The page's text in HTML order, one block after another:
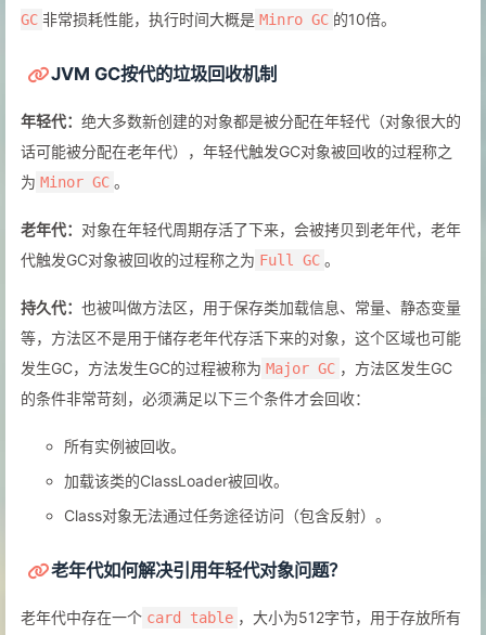
GC 非常损耗性能，执行时间大概是 Minro GC 的10倍。
JVM GC按代的垃圾回收机制
年轻代： 绝大多数新创建的对象都是被分配在年轻代（对象很大的
话可能被分配在老年代），年轻代触发GC对象被回收的过程称之
为 Minor GC 。
老年代： 对象在年轻代周期存活了下来，会被拷贝到老年代，老年
代触发GC对象被回收的过程称之为 Full GC 。
持久代： 也被叫做方法区，用于保存类加载信息、常量、静态变量
等，方法区不是用于储存老年代存活下来的对象，这个区域也可能
发生GC，方法发生GC的过程被称为 Major GC ，方法区发生GC
的条件非常苛刻，必须满足以下三个条件才会回收：
所有实例被回收。
加载该类的ClassLoader被回收。
Class对象无法通过任务途径访问（包含反射）。
老年代如何解决引用年轻代对象问题？
老年代中存在一个 card table ，大小为512字节，用于存放所有